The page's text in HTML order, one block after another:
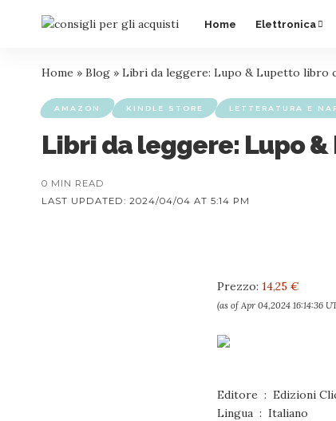
Home Elettronica
Home » Blog » Libri da leggere: Lupo & Lupetto libro
AMAZON KINDLE STORE LETTERATURA E
Libri da leggere: Lupo
LAST UPDATED: 2024/04/04 AT 5:14 PM
0 MIN READ
Prezzo: 14,25 €
(as of Apr 04,2024 16:14:36
Editore ‏ :
Lingua ‏ : ‎ Italiano